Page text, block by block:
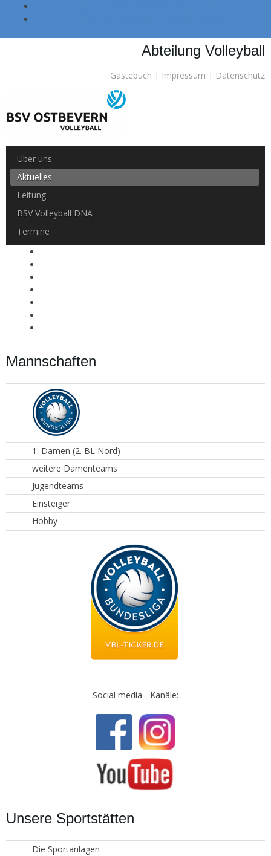
Abteilung Volleyball
Gästebuch | Impressum | Datenschutz
Über uns
Aktuelles
Leitung
BSV Volleyball DNA
Termine
Mannschaften
1. Damen (2. BL Nord)
weitere Damenteams
Jugendteams
Einsteiger
Hobby
Social media - Kanäle:
Unsere Sportstätten
Die Sportanlagen